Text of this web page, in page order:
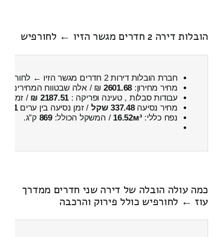
הובלות דירה 2 חדרים מגשר הזיו ← לחורפיש
חברת הובלות דירות 2 חדרים מגשר הזיו ← לחורפיש
מחיר מחירון: 2601.68 ₪ / אלה שבטווח המחירים
עבודות סבלות , טעינה ופריקה : 2187.51 ₪ / זמן :
מחיר נסיעה337.48 שקל / זמן נסיעה בין ערים31 דקות
נפח כללי:16.52м³ / המשקל הכולל:869 ק”ג.
כמה עולה הובלה של דירה שני חדרים ממדרך
עוז ← לחורפיש כולל פירוק והרכבה